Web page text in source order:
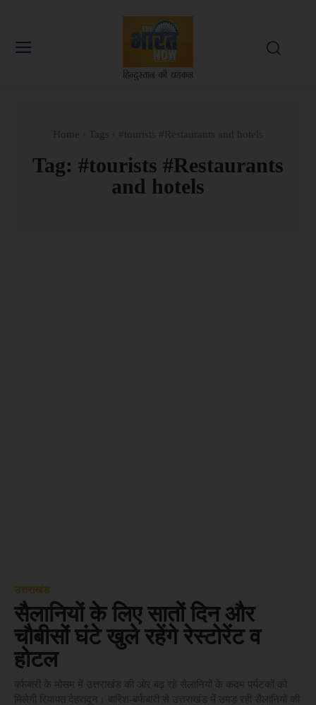
Tag: #tourists #Restaurants
and hotels
उत्तराखंड
सैलानियों के लिए सातों दिन और
चौबीसों घंटे खुले रहेंगे रेस्टोरेंट व
होटल